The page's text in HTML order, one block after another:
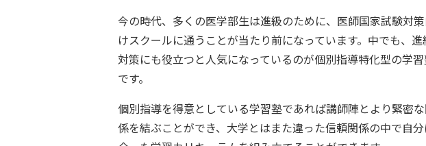
今の時代、多くの医学部生は進級のために、医師国家試験対
けスクールに通うことが当たり前になっています。中でも、進
対策にも役立つと人気になっているのが個別指導特化型の学
です。
個別指導を得意としている学習塾であれば講師陣とより緊密
係を結ぶことができ、大学とはまた違った信頼関係の中で自